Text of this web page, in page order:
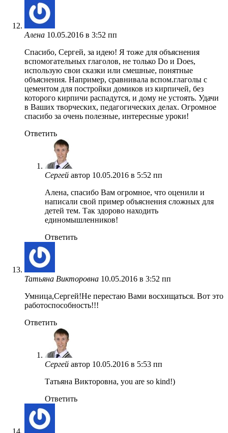
Алена 10.05.2016 в 3:52 пп
Спасибо, Сергей, за идею! Я тоже для объяснения
вспомогательных глаголов, не только Do и Does,
использую свои сказки или смешные, понятные
объяснения. Например, сравнивала вспом.глаголы с
цементом для постройки домиков из кирпичей, без
которого кирпичи распадутся, и дому не устоять. Удачи
в Ваших творческих, педагогических делах. Огромное
спасибо за очень полезные, интересные уроки!
Ответить
Сергей автор 10.05.2016 в 5:52 пп
Алена, спасибо Вам огромное, что оценили и
написали свой пример объяснения сложных для
детей тем. Так здорово находить
единомышленников!
Ответить
Татьяна Викторовна 10.05.2016 в 3:52 пп
Умница,Сергей!Не перестаю Вами восхищаться. Вот это
работоспособность!!!
Ответить
Сергей автор 10.05.2016 в 5:53 пп
Татьяна Викторовна, you are so kind!)
Ответить